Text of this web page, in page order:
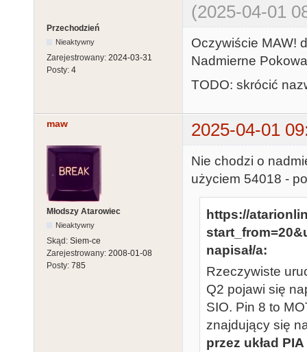
31160
31170 GOSUB
39,Y:C=C+1:IF
31180
31190
31210 NEXT
31219 REM
31220 POKE
31221 POKE
õPÌV{êÚ$‹¿¦èGŒð¾hJESJçñM©?|pÐá5-À";:RETURN
31222 POKE
31223 POKE
´-
31230 GOTO
31999 RETURN
(2025-04-01
Przechodzień
Nieaktywny
Zarejestrowany: 2024-03-31
Posty: 4
Oczywiście MAW!
Nadmierne
TODO: skrócić
maw 2025-04-01
Młodszy Atarowiec
Nieaktywny
Skąd: Siem-ce
Zarejestrowany: 2008-01-08
Posty: 785
Nie chodzi o
użyciem 54018 -
https://
napisał/a:
Rzeczywiste
Q2 pojawi się
SIO. Pin 8 to
znajdujący się
przez układ